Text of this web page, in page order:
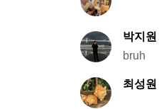
박지원
bruh
최성원